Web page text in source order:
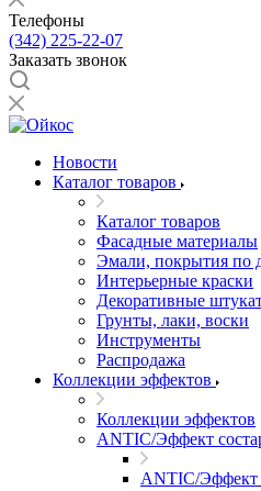
Телефоны
(342) 225-22-07
Заказать звонок
Новости
Каталог товаров
Каталог товаров
Фасадные материалы
Эмали, покрытия по
Интерьерные краски
Декоративные
Грунты, лаки, воски
Инструменты
Распродажа
Коллекции эффектов
Коллекции эффектов
ANTIC/Эффект
ANTIC/Эффект